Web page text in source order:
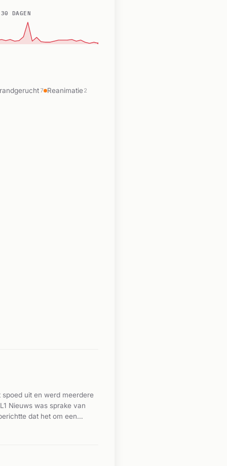
DAGEN
7 Reanimatie2
spoed uit en werd meerdere
Nieuws was sprake van
dat het om een